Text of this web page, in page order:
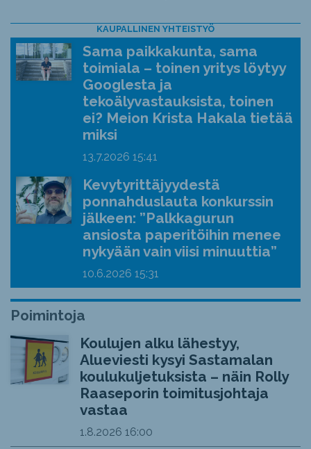
KAUPALLINEN YHTEISTYÖ
Sama paikkakunta, sama
toimiala – toinen yritys löytyy
Googlesta ja
tekoälyvastauksista, toinen
ei? Meion Krista Hakala tietää
miksi
13.7.2026 15:41
Kevytyrittäjyydestä
ponnahduslauta konkurssin
jälkeen: ”Palkkagurun
ansiosta paperitöihin menee
nykyään vain viisi minuuttia”
10.6.2026 15:31
Poimintoja
Koulujen alku lähestyy,
Alueviesti kysyi Sastamalan
koulukuljetuksista – näin Rolly
Raaseporin toimitusjohtaja
vastaa
1.8.2026 16:00